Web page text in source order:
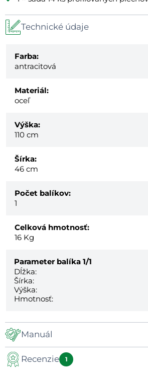
Technické údaje
Farba:
antracitová
Materiál:
oceľ
Výška:
110 cm
Šírka:
46 cm
Počet balíkov:
1
Celková hmotnosť:
16 Kg
Parameter balíka 1/1
Dĺžka:
Šírka:
Výška:
Hmotnosť:
Manuál
Manuál
Recenzie 1